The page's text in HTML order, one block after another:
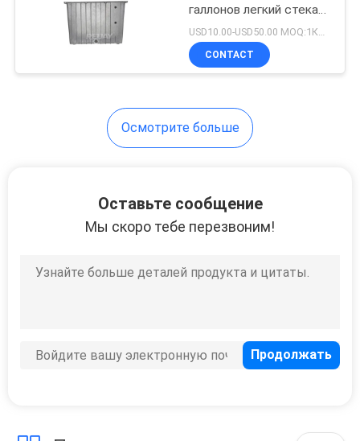
галлонов легкий стекая
очищая алюминиевый USD10.00-USD50.00 MOQ:1Комплект
CONTACT
Осмотрите больше
Оставьте сообщение
Мы скоро тебе перезвоним!